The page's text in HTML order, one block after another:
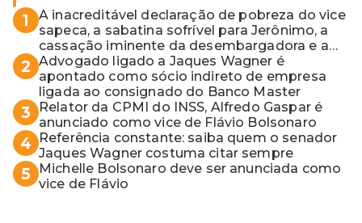
1
A inacreditável declaração de pobreza do vice
sapeca, a sabatina sofrível para Jerônimo, a
cassação iminente da desembargadora e a
vaga do Quinto para o MP baiano
2 Advogado ligado a Jaques Wagner é
apontado como sócio indireto de empresa
ligada ao consignado do Banco Master
3
Relator da CPMI do INSS, Alfredo Gaspar é
anunciado como vice de Flávio Bolsonaro
4
Referência constante: saiba quem o senador
Jaques Wagner costuma citar sempre
5
Michelle Bolsonaro deve ser anunciada como
vice de Flávio